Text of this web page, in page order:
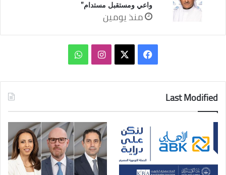
واعي ومستقبل مستدام”
منذ يومين
فيسبوك انستقرامواتساب
Last Modified